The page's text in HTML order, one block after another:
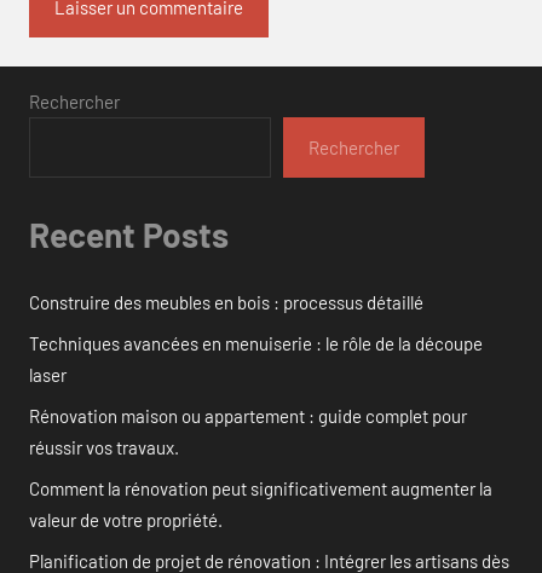
Rechercher
Rechercher
Recent Posts
Construire des meubles en bois : processus détaillé
Techniques avancées en menuiserie : le rôle de la découpe
laser
Rénovation maison ou appartement : guide complet pour
réussir vos travaux.
Comment la rénovation peut significativement augmenter la
valeur de votre propriété.
Planification de projet de rénovation : Intégrer les artisans dès